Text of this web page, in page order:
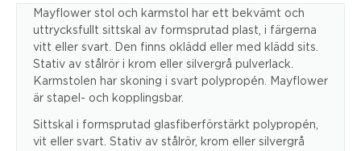
Mayflower stol och karmstol har ett bekvämt och
uttrycksfullt sittskal av formsprutad plast, i färgerna
vitt eller svart. Den finns oklädd eller med klädd sits.
Stativ av stålrör i krom eller silvergrå pulverlack.
Karmstolen har skoning i svart polypropén. Mayflower
är stapel- och kopplingsbar.
Sittskal i formsprutad glasfiberförstärkt polypropén,
vit eller svart. Stativ av stålrör, krom eller silvergrå